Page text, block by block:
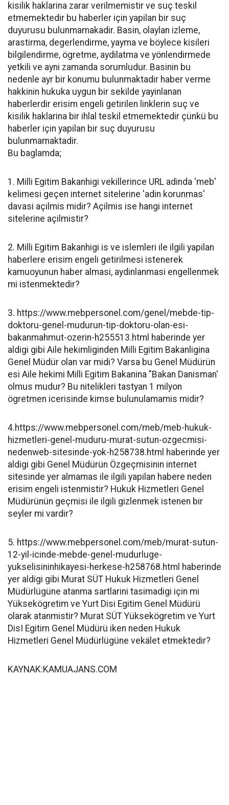
kisilik haklarina zarar verilmemistir ve suç teskil
etmemektedir bu haberler için yapilan bir suç
duyurusu bulunmamakadir. Basin, olaylan izleme,
arastirma, degerlendirme, yayma ve böylece kisileri
bilgilendirme, ögretme, aydilatma ve yönlendirmede
yetkili ve ayni zamanda sorumludur. Basinin bu
nedenle ayr bir konumu bulunmaktadir haber verme
hakkinin hukuka uygun bir sekilde yayinlanan
haberlerdir erisim engeli getirilen linklerin suç ve
kisilik haklarina bir ihlal teskil etmemektedir çünkü bu
haberler için yapilan bir suç duyurusu
bulunmamaktadir.
Bu baglamda;
1. Milli Egitim Bakanhigi vekillerince URL adinda 'meb'
kelimesi geçen internet sitelerine 'adin korunmas'
davasi açilmis midir? Açilmis ise hangi internet
sitelerine açilmistir?
2. Milli Egitim Bakanhigi is ve islemleri ile ilgili yapilan
haberlere erisim engeli getirilmesi istenerek
kamuoyunun haber almasi, aydinlanmasi engellenmek
mi istenmektedir?
3. https://www.mebpersonel.com/genel/mebde-tip-
doktoru-genel-mudurun-tip-doktoru-olan-esi-
bakanmahmut-ozerin-h255513.html haberinde yer
aldigi gibi Aile hekimliginden Milli Egitim Bakanligina
Genel Müdür olan var midi? Varsa bu Genel Müdürün
esi Aile hekimi Milli Egitim Bakanina "Bakan Danisman'
olmus mudur? Bu nitelikleri tastyan 1 milyon
ögretmen icerisinde kimse bulunulamamis midir?
4.https://www.mebpersonel.com/meb/meb-hukuk-
hizmetleri-genel-muduru-murat-sutun-ozgecmisi-
nedenweb-sitesinde-yok-h258738.html haberinde yer
aldigi gibi Genel Müdürün Özgeçmisinin internet
sitesinde yer almamas ile ilgili yapilan habere neden
erisim engeli istenmistir? Hukuk Hizmetleri Genel
Müdürünün geçmisi ile ilgili gizlenmek istenen bir
seyler mi vardir?
5. https://www.mebpersonel.com/meb/murat-sutun-
12-yil-icinde-mebde-genel-mudurluge-
yukselisininhikayesi-herkese-h258768.html haberinde
yer aldigi gibi Murat SÜT Hukuk Hizmetleri Genel
Müdürlügüne atanma sartlarini tasimadigi için mi
Yüksekögretim ve Yurt Disi Egitim Genel Müdürü
olarak atanmistir? Murat SÜT Yüksekögretim ve Yurt
DisI Egitim Genel Müdürü iken neden Hukuk
Hizmetleri Genel Müdürlügüne vekälet etmektedir?
KAYNAK:KAMUAJANS.COM